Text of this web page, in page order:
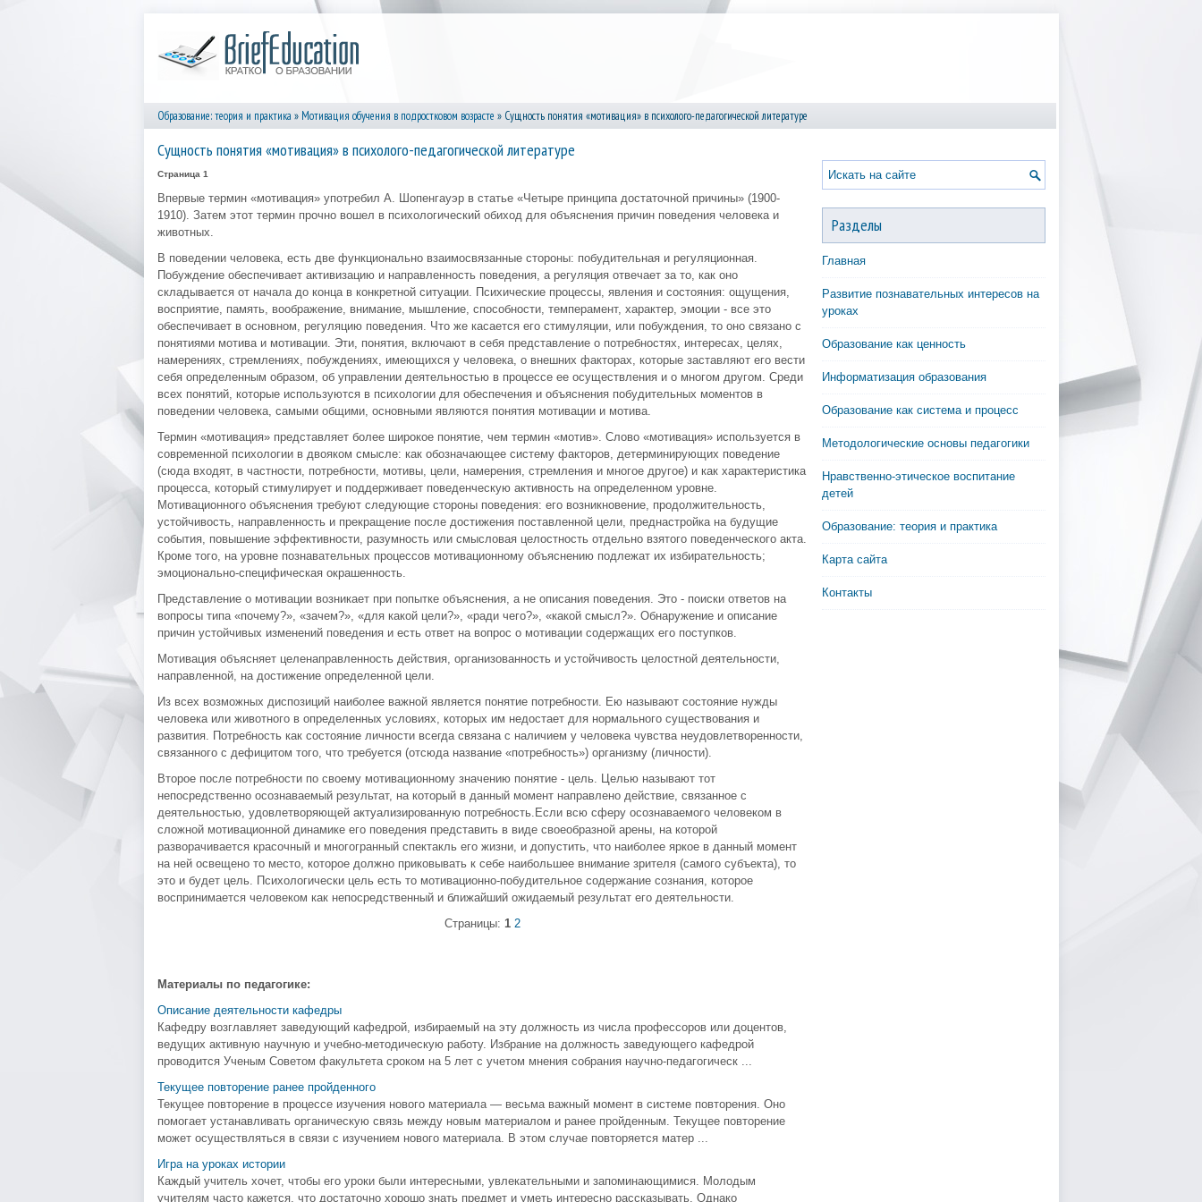
Образование: теория и практика » Мотивация обучения в подростковом возрасте » Сущность понятия «мотивация» в психолого-педагогической литературе
Сущность понятия «мотивация» в психолого-педагогической литературе
Страница 1
Впервые термин «мотивация» употребил А. Шопенгауэр в статье «Четыре принципа достаточной причины» (1900-
1910). Затем этот термин прочно вошел в психологический обиход для объяснения причин поведения человека и
животных.
В поведении человека, есть две функционально взаимосвязанные стороны: побудительная и регуляционная.
Побуждение обеспечивает активизацию и направленность поведения, а регуляция отвечает за то, как оно
складывается от начала до конца в конкретной ситуации. Психические процессы, явления и состояния: ощущения,
восприятие, память, воображение, внимание, мышление, способности, темперамент, характер, эмоции - все это
обеспечивает в основном, регуляцию поведения. Что же касается его стимуляции, или побуждения, то оно связано с
понятиями мотива и мотивации. Эти, понятия, включают в себя представление о потребностях, интересах, целях,
намерениях, стремлениях, побуждениях, имеющихся у человека, о внешних факторах, которые заставляют его вести
себя определенным образом, об управлении деятельностью в процессе ее осуществления и о многом другом. Среди
всех понятий, которые используются в психологии для обеспечения и объяснения побудительных моментов в
поведении человека, самыми общими, основными являются понятия мотивации и мотива.
Термин «мотивация» представляет более широкое понятие, чем термин «мотив». Слово «мотивация» используется в
современной психологии в двояком смысле: как обозначающее систему факторов, детерминирующих поведение
(сюда входят, в частности, потребности, мотивы, цели, намерения, стремления и многое другое) и как характеристика
процесса, который стимулирует и поддерживает поведенческую активность на определенном уровне.
Мотивационного объяснения требуют следующие стороны поведения: его возникновение, продолжительность,
устойчивость, направленность и прекращение после достижения поставленной цели, преднастройка на будущие
события, повышение эффективности, разумность или смысловая целостность отдельно взятого поведенческого акта.
Кроме того, на уровне познавательных процессов мотивационному объяснению подлежат их избирательность;
эмоционально-специфическая окрашенность.
Представление о мотивации возникает при попытке объяснения, а не описания поведения. Это - поиски ответов на
вопросы типа «почему?», «зачем?», «для какой цели?», «ради чего?», «какой смысл?». Обнаружение и описание
причин устойчивых изменений поведения и есть ответ на вопрос о мотивации содержащих его поступков.
Мотивация объясняет целенаправленность действия, организованность и устойчивость целостной деятельности,
направленной, на достижение определенной цели.
Из всех возможных диспозиций наиболее важной является понятие потребности. Ею называют состояние нужды
человека или животного в определенных условиях, которых им недостает для нормального существования и
развития. Потребность как состояние личности всегда связана с наличием у человека чувства неудовлетворенности,
связанного с дефицитом того, что требуется (отсюда название «потребность») организму (личности).
Второе после потребности по своему мотивационному значению понятие - цель. Целью называют тот
непосредственно осознаваемый результат, на который в данный момент направлено действие, связанное с
деятельностью, удовлетворяющей актуализированную потребность.Если всю сферу осознаваемого человеком в
сложной мотивационной динамике его поведения представить в виде своеобразной арены, на которой
разворачивается красочный и многогранный спектакль его жизни, и допустить, что наиболее яркое в данный момент
на ней освещено то место, которое должно приковывать к себе наибольшее внимание зрителя (самого субъекта), то
это и будет цель. Психологически цель есть то мотивационно-побудительное содержание сознания, которое
воспринимается человеком как непосредственный и ближайший ожидаемый результат его деятельности.
Страницы: 1 2
Материалы по педагогике:
Описание деятельности кафедры
Кафедру возглавляет заведующий кафедрой, избираемый на эту должность из числа профессоров или доцентов,
ведущих активную научную и учебно-методическую работу. Избрание на должность заведующего кафедрой
проводится Ученым Советом факультета сроком на 5 лет с учетом мнения собрания научно-педагогическ ...
Текущее повторение ранее пройденного
Текущее повторение в процессе изучения нового материала — весьма важный момент в системе повторения. Оно
помогает устанавливать органическую связь между новым материалом и ранее пройденным. Текущее повторение
может осуществляться в связи с изучением нового материала. В этом случае повторяется матер ...
Игра на уроках истории
Каждый учитель хочет, чтобы его уроки были интересными, увлекательными и запоминающимися. Молодым
учителям часто кажется, что достаточно хорошо знать предмет и уметь интересно рассказывать. Однако
Разделы
Главная
Развитие познавательных интересов на
уроках
Образование как ценность
Информатизация образования
Образование как система и процесс
Методологические основы педагогики
Нравственно-этическое воспитание
детей
Образование: теория и практика
Карта сайта
Контакты